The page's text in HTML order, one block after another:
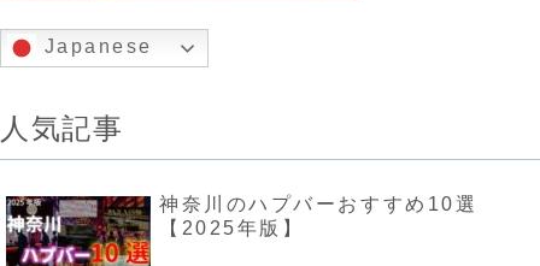
Japanese
人気記事
神奈川のハプバーおすすめ10選
【2025年版】